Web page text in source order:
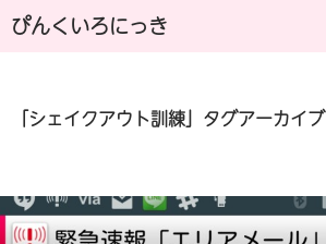
コ
へ
ス
ぴんくいろにっき
検
「シェイクアウト訓練」タグアーカイブ